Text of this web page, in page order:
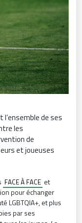
l’ensemble de ses
les
de
et joueuses
FACE À FACE et
pour échanger
LGBTQIA+, et plus
par ses